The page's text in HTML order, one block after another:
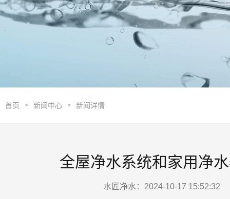
首页 > 新闻中心 > 新闻详情
全屋净水系统和家用净
水匠净水：2024-10-17 15:52:32